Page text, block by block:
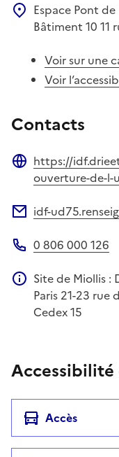
Espace Pont
Bâtiment 10 11
Voir sur une
Voir
Contacts
Site web
https://
ouverture-de-l-
idf-
0 806 000 126
Information
Site de Miollis :
Paris 21-23 rue
Cedex 15
Accès